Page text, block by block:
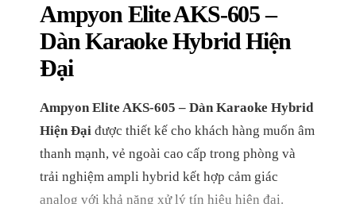
Ampyon Elite AKS-605 –
Dàn Karaoke Hybrid Hiện
Đại
Ampyon Elite AKS-605 – Dàn Karaoke Hybrid
Hiện Đại được thiết kế cho khách hàng muốn âm
thanh mạnh, vẻ ngoài cao cấp trong phòng và
trải nghiệm ampli hybrid kết hợp cảm giác
analog với khả năng xử lý tín hiệu hiện đại.